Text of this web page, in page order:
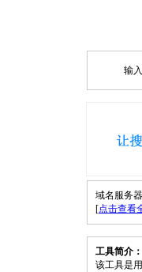
输
域名服务
[点击查看
工具简介：
该工具是